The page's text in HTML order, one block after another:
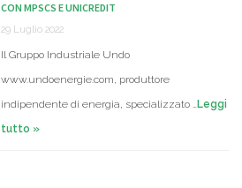
CON MPSCS E UNICREDIT
29 Luglio 2022
Il Gruppo Industriale Undo
www.undoenergie.com, produttore
indipendente di energia, specializzato …Leggi
tutto »